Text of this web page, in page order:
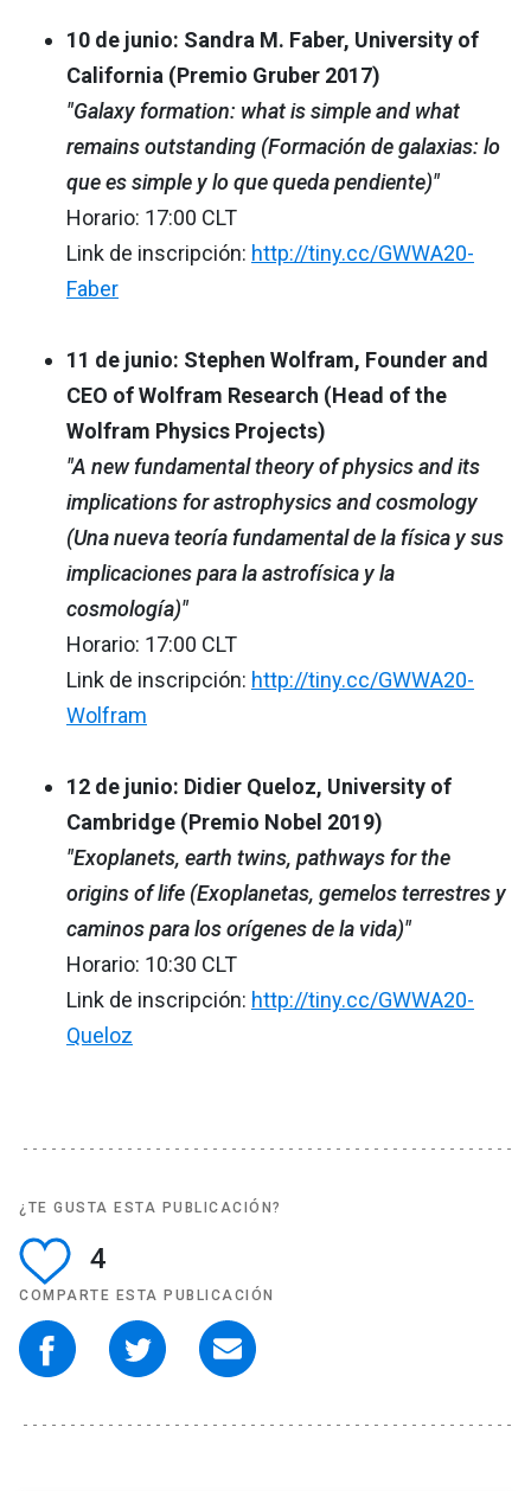
10 de junio: Sandra M. Faber, University of
California (Premio Gruber 2017)
"Galaxy formation: what is simple and what
remains outstanding (Formación de galaxias: lo
que es simple y lo que queda pendiente)"
Horario: 17:00 CLT
Link de inscripción: http://tiny.cc/GWWA20-
Faber
11 de junio: Stephen Wolfram, Founder and
CEO of Wolfram Research (Head of the
Wolfram Physics Projects)
"A new fundamental theory of physics and its
implications for astrophysics and cosmology
(Una nueva teoría fundamental de la física y sus
implicaciones para la astrofísica y la
cosmología)"
Horario: 17:00 CLT
Link de inscripción: http://tiny.cc/GWWA20-
Wolfram
12 de junio: Didier Queloz, University of
Cambridge (Premio Nobel 2019)
"Exoplanets, earth twins, pathways for the
origins of life (Exoplanetas, gemelos terrestres y
caminos para los orígenes de la vida)"
Horario: 10:30 CLT
Link de inscripción: http://tiny.cc/GWWA20-
Queloz
¿TE GUSTA ESTA PUBLICACIÓN?
4
COMPARTE ESTA PUBLICACIÓN